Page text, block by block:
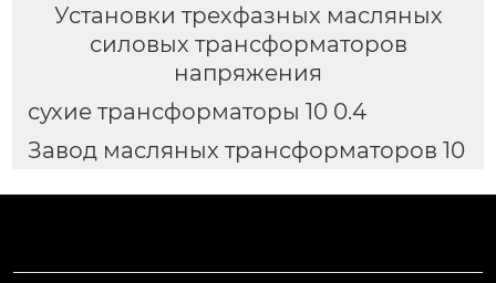
Установки трехфазных масляных
силовых трансформаторов
напряжения
сухие трансформаторы 10 0.4
Завод масляных трансформаторов 10